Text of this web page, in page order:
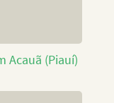
Acauã (Piauí)